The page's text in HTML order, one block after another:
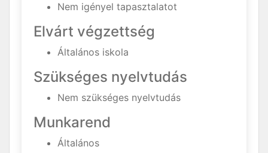
Nem igényel tapasztalatot
Elvárt végzettség
Általános iskola
Szükséges nyelvtudás
Nem szükséges nyelvtudás
Munkarend
Általános